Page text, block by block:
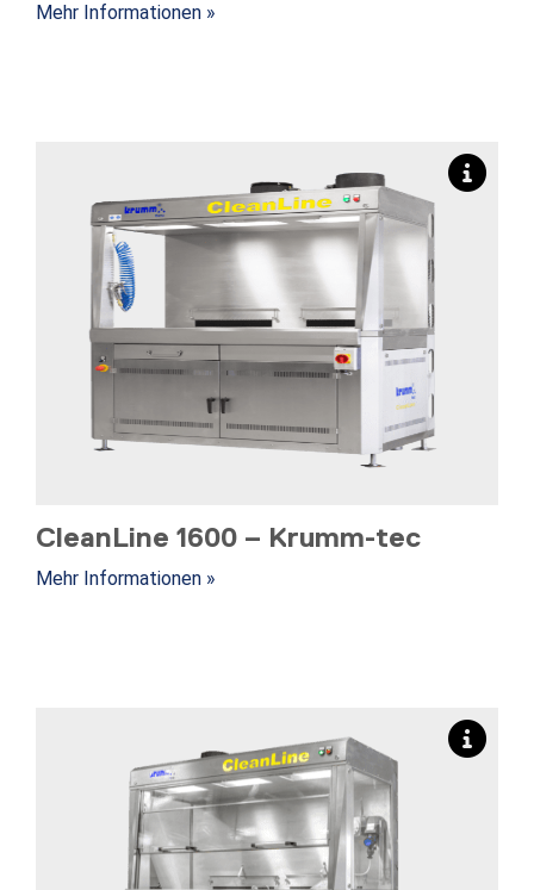
Mehr Informationen »
CleanLine 1600 – Krumm-tec
Mehr Informationen »